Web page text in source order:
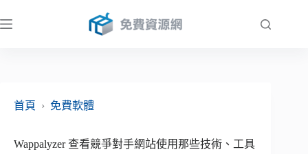
至
首頁
› 免費軟體
Wappalyzer 查看競爭對手網站使用那些技術、工具